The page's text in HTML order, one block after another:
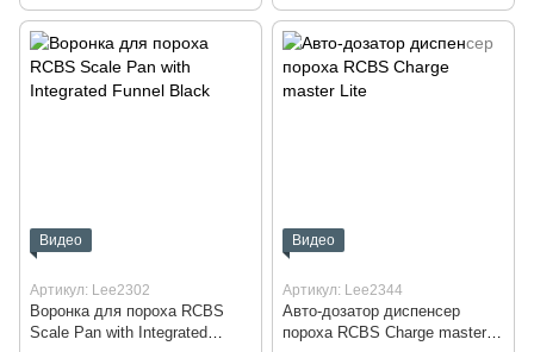
Видео
Артикул: Lee2302
Воронка для пороха RCBS
Scale Pan with Integrated
Видео
Артикул: Lee2344
Авто-дозатор диспенсер
пороха RCBS Charge master